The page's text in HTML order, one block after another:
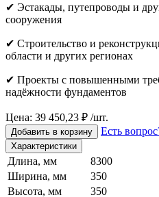
✔ Эстакады, путепроводы и
сооружения
✔ Строительство и
области и других регионах
✔ Проекты с повышенными
надёжности фундаментов
Цена: 39 450,23 ₽ /шт.
Добавить в корзину Есть
Характеристики
Длина, мм
8300
Ширина, мм
350
Высота, мм
350